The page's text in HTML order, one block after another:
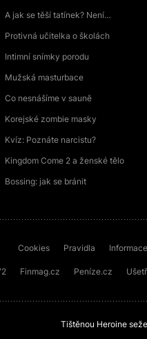
A jak se těší tatínek? Není…
Protivná učitelka o školách
Intimní snímky porodu
Mužská masturbace
Co nesnášíme v sauně
Korejské zombie masky
Kvíz: Poznáte narcistu?
Kingdom Come 2 a ženské tělo
Bossing: jak se bránit
Cookies Pravidla
Finmag.cz Peníze.cz
Tištěnou Heroine